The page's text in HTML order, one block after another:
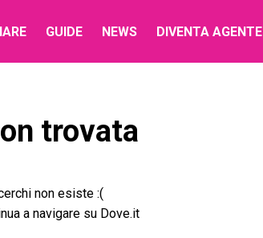
GUIDE NEWS DIVENTA AGENTE
trovata
non esiste :(
a navigare su Dove.it